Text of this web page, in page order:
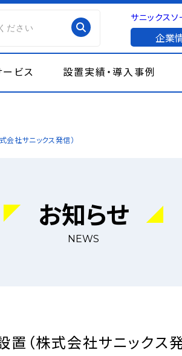
サニックス
企業
ービス 設置実績・導入事例
会社サニックス発信）
お知らせ
NEWS
（株式会社サニックス発